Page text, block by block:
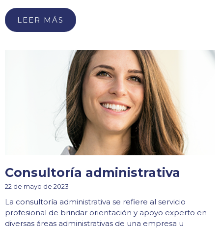
LEER MÁS
Consultoría administrativa
22 de mayo de 2023
La consultoría administrativa se refiere al servicio
profesional de brindar orientación y apoyo experto en
diversas áreas administrativas de una empresa u